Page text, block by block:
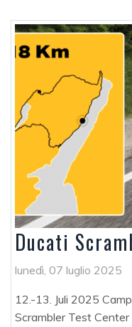
Ducati
lunedì, 07 luglio 2025
12.-13. Juli 2025
Scrambler Test Center